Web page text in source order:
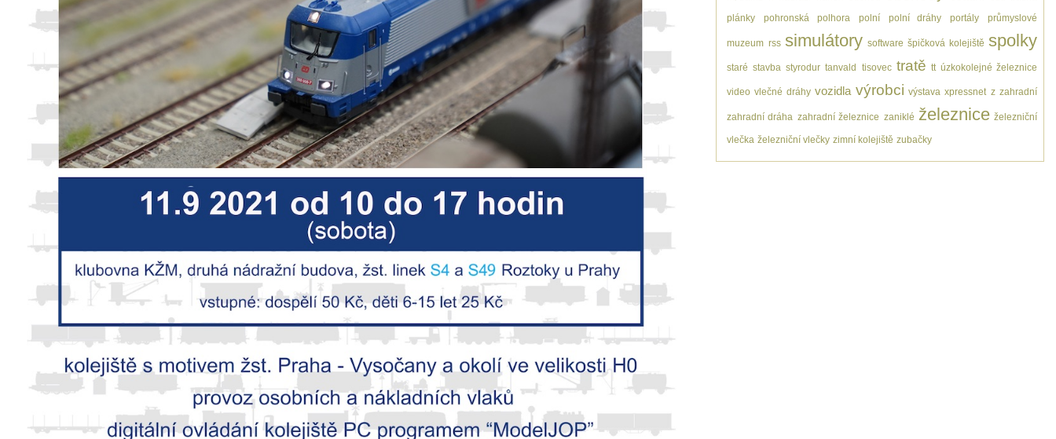
plánky pohronská polhora polní polní dráhy portály průmyslové
muzeum rss simulátory software špičková kolejiště spolky
staré stavba styrodur tanvald tisovec tratě tt úzkokolejné železnice
video vlečné dráhy vozidla výrobci výstava xpressnet z zahradní
zahradní dráha zahradní železnice zaniklé železnice železniční
vlečka železniční vlečky zimní kolejiště zubačky